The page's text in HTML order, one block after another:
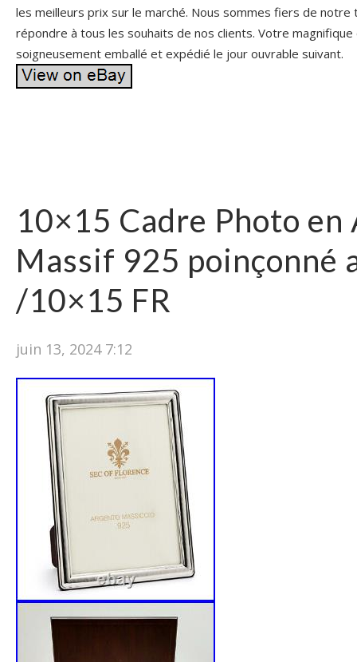
les meilleurs prix sur le marché. Nous sommes fiers de notre
répondre à tous les souhaits de nos clients. Votre
soigneusement emballé et expédié le jour ouvrable suivant.
10×15 Cadre Photo en
Massif 925 poinçonné
/10×15 FR
juin 13, 2024 7:12